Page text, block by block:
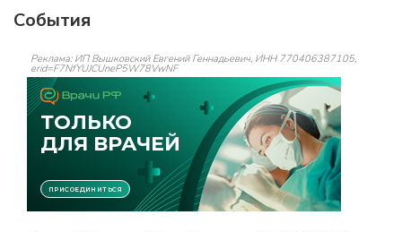
События
Реклама: ИП Вышковский Евгений Геннадьевич, ИНН 770406387105,
erid=F7NfYUJCUneP5W78VwNF